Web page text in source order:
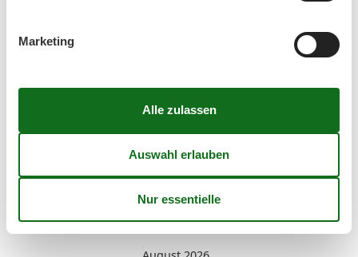
Kalender
Marketing